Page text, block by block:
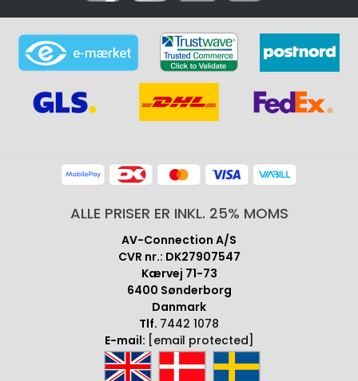
ALLE PRISER ER INKL. 25% MOMS
AV-Connection A/S
CVR nr.: DK27907547
Kærvej 71-73
6400 Sønderborg
Danmark
Tlf. 7442 1078
E-mail: [email protected]